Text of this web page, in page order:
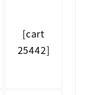
[cart
25442]